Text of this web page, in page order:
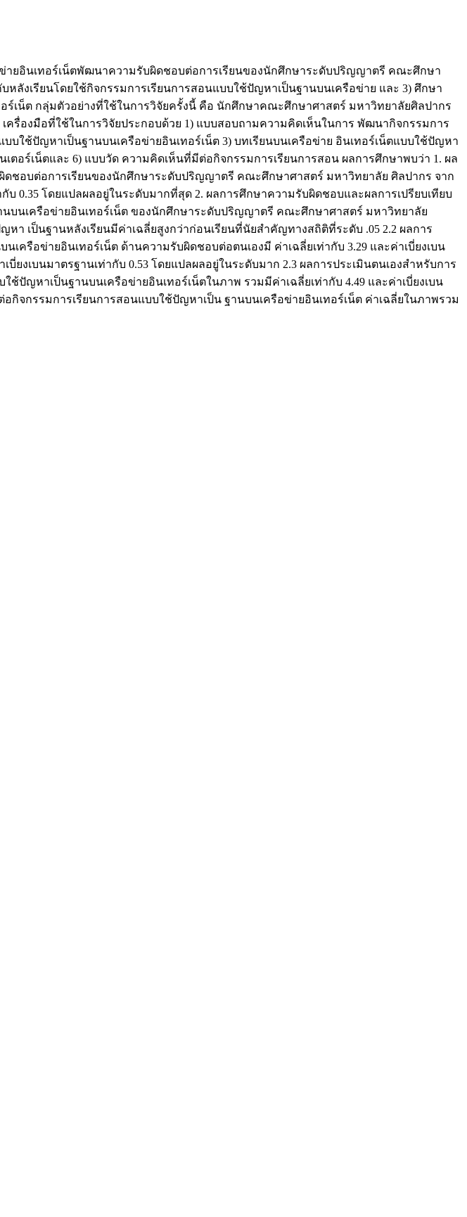
ายอินเทอร์เน็ตพัฒนาความรับผิดชอบต่อการเรียนของนักศึกษาระดับปริญญาตรี คณะศึกษา
ลังเรียนโดยใช้กิจกรรมการเรียนการสอนแบบใช้ปัญหาเป็นฐานบนเครือข่าย และ 3) ศึกษา
เน็ต กลุ่มตัวอย่างที่ใช้ในการวิจัยครั้งนี้ คือ นักศึกษาคณะศึกษาศาสตร์ มหาวิทยาลัยศิลปากร
ครื่องมือที่ใช้ในการวิจัยประกอบด้วย 1) แบบสอบถามความคิดเห็นในการ พัฒนากิจกรรมการ
บใช้ปัญหาเป็นฐานบนเครือข่ายอินเทอร์เน็ต 3) บทเรียนบนเครือข่าย อินเทอร์เน็ตแบบใช้ปัญหา
ตอร์เน็ตและ 6) แบบวัด ความคิดเห็นที่มีต่อกิจกรรมการเรียนการสอน ผลการศึกษาพบว่า 1. ผล
ชอบต่อการเรียนของนักศึกษาระดับปริญญาตรี คณะศึกษาศาสตร์ มหาวิทยาลัย ศิลปากร จาก
0.35 โดยแปลผลอยู่ในระดับมากที่สุด 2. ผลการศึกษาความรับผิดชอบและผลการเปรียบเทียบ
บนเครือข่ายอินเทอร์เน็ต ของนักศึกษาระดับปริญญาตรี คณะศึกษาศาสตร์ มหาวิทยาลัย
า เป็นฐานหลังเรียนมีค่าเฉลี่ยสูงกว่าก่อนเรียนที่นัยสำคัญทางสถิติที่ระดับ .05 2.2 ผลการ
ครือข่ายอินเทอร์เน็ต ด้านความรับผิดชอบต่อตนเองมี ค่าเฉลี่ยเท่ากับ 3.29 และค่าเบี่ยงเบน
งเบนมาตรฐานเท่ากับ 0.53 โดยแปลผลอยู่ในระดับมาก 2.3 ผลการประเมินตนเองสำหรับการ
ปัญหาเป็นฐานบนเครือข่ายอินเทอร์เน็ตในภาพ รวมมีค่าเฉลี่ยเท่ากับ 4.49 และค่าเบี่ยงเบน
จกรรมการเรียนการสอนแบบใช้ปัญหาเป็น ฐานบนเครือข่ายอินเทอร์เน็ต ค่าเฉลี่ยในภาพรวม